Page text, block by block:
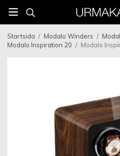
Startsida / Modalo Winders /
Modalo Inspiration 20 / Modalo